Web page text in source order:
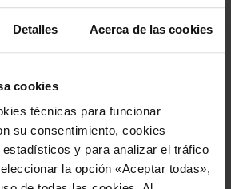
Detalles Acerca de las cookies
cookies
técnicas para funcionar
su consentimiento, cookies
y para analizar el tráfico
la opción «Aceptar todas»,
avanzadas para el
metálica desde 1969